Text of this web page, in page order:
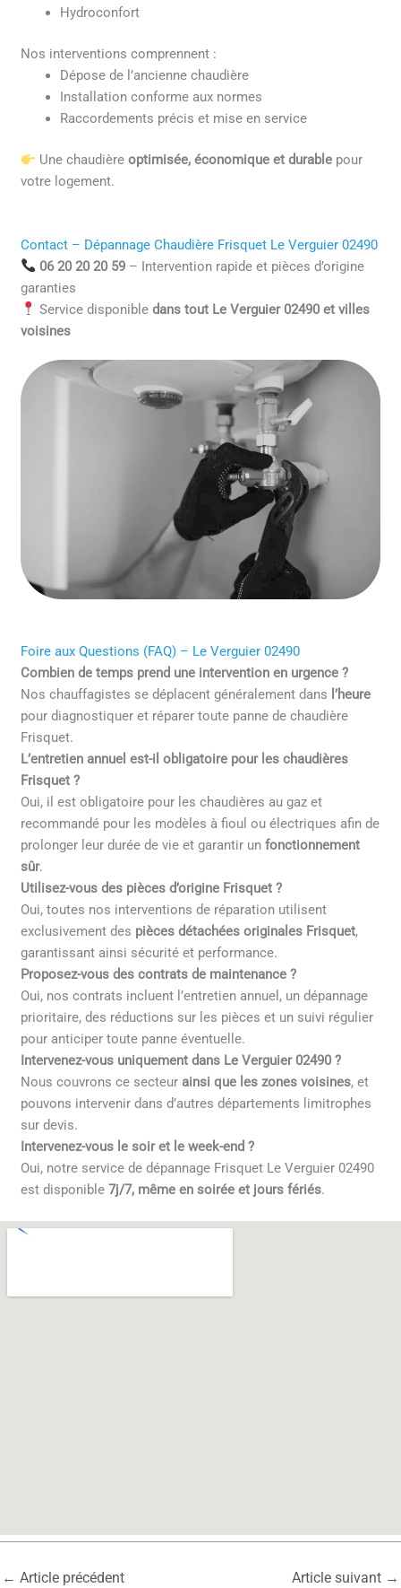
Hydroconfort
Nos interventions comprennent :
Dépose de l’ancienne chaudière
Installation conforme aux normes
Raccordements précis et mise en service
Une chaudière optimisée, économique et durablepour
votre logement.
Contact – Dépannage Chaudière Frisquet Le Verguier 02490
06 20 20 20 59– Intervention rapide et pièces d’origine
garanties
Service disponible dans tout Le Verguier 02490 et villes
voisines
Foire aux Questions (FAQ) – Le Verguier 02490
Combien de temps prend une intervention en urgence ?
Nos chauffagistes se déplacent généralement dans l’heure
pour diagnostiquer et réparer toute panne de chaudière
Frisquet.
L’entretien annuel est-il obligatoire pour les chaudières
Frisquet ?
Oui, il est obligatoire pour les chaudières au gaz et
recommandé pour les modèles à fioul ou électriques afin de
prolonger leur durée de vie et garantir unfonctionnement
sûr.
Utilisez-vous des pièces d’origine Frisquet ?
Oui, toutes nos interventions de réparation utilisent
exclusivement des pièces détachées originales Frisquet,
garantissant ainsi sécurité et performance.
Proposez-vous des contrats de maintenance ?
Oui, nos contrats incluent l’entretien annuel, un dépannage
prioritaire, des réductions sur les pièces et un suivi régulier
pour anticiper toute panne éventuelle.
Intervenez-vous uniquement dans Le Verguier 02490 ?
Nous couvrons ce secteur ainsi que les zones voisines, et
pouvons intervenir dans d’autres départements limitrophes
sur devis.
Intervenez-vous le soir et le week-end ?
Oui, notre service de dépannage Frisquet Le Verguier 02490
est disponible7j/7, même en soirée et jours fériés.
← Article précédent Article suivant →